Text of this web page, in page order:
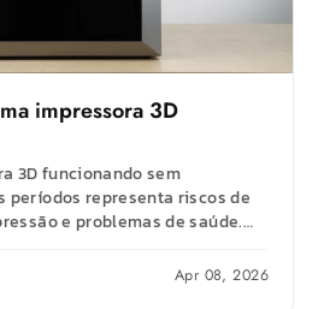
impressora 3D
3D funcionando sem
períodos representa riscos de
e problemas de saúde.
Apr 08, 2026